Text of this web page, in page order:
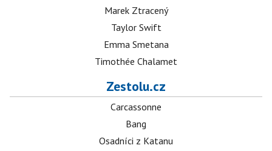
Marek Ztracený
Taylor Swift
Emma Smetana
Timothée Chalamet
Zestolu.cz
Carcassonne
Bang
Osadníci z Katanu